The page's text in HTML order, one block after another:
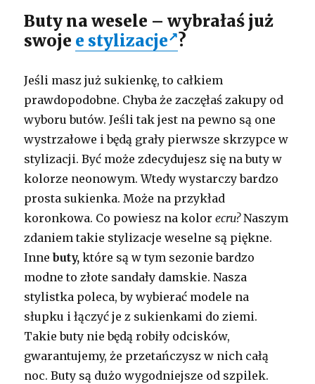
Buty na wesele – wybrałaś już
swoje e stylizacje ?
Jeśli masz już sukienkę, to całkiem
prawdopodobne. Chyba że zaczęłaś zakupy od
wyboru butów. Jeśli tak jest na pewno są one
wystrzałowe i będą grały pierwsze skrzypce w
stylizacji. Być może zdecydujesz się na buty w
kolorze neonowym. Wtedy wystarczy bardzo
prosta sukienka. Może na przykład
koronkowa. Co powiesz na kolorecru?Naszym
zdaniem takie stylizacje weselne są piękne.
Innebuty, które są w tym sezonie bardzo
modne to złote sandały damskie. Nasza
stylistka poleca, by wybierać modele na
słupku i łączyć je z sukienkami do ziemi.
Takie buty nie będą robiły odcisków,
gwarantujemy, że przetańczysz w nich całą
noc. Buty są dużo wygodniejsze od szpilek.